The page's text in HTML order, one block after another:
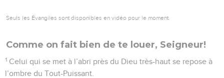
Seuls les Évangiles sont disponibles en vidéo pour le moment.
Comme on fait bien de te louer, Seigneur!
1 Celui qui se met à l’abri près du Dieu très-haut se repose à
l’ombre du Tout-Puissant.